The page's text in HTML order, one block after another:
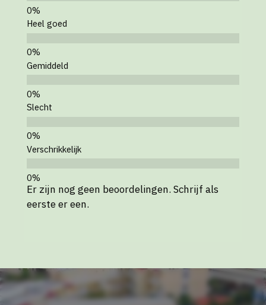
Heel goed
Gemiddeld
Slecht
Verschrikkelijk
Er zijn nog geen beoordelingen. Schrijf als
eerste er een.